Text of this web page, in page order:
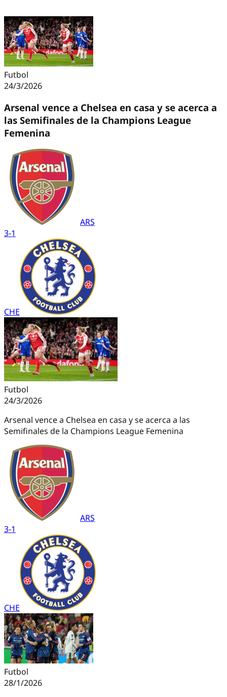
Futbol
24/3/2026
Arsenal vence a Chelsea en casa y se acerca a
las Semifinales de la Champions League
Femenina
ARS
3-1
CHE
Futbol
24/3/2026
Arsenal vence a Chelsea en casa y se acerca a las
Semifinales de la Champions League Femenina
ARS
3-1
CHE
Futbol
28/1/2026